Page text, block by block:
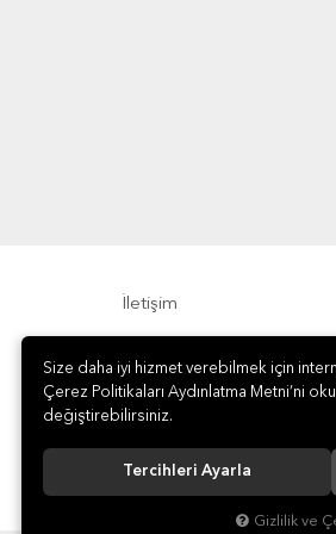
İletişim
Sıkça Sorulan Sorular
Size daha iyi hizmet verebilmek için
Çerez Politikaları Aydınlatma Metni’ni
değiştirebilirsiniz.
Tercihleri Ayarla
Gizlilik ve